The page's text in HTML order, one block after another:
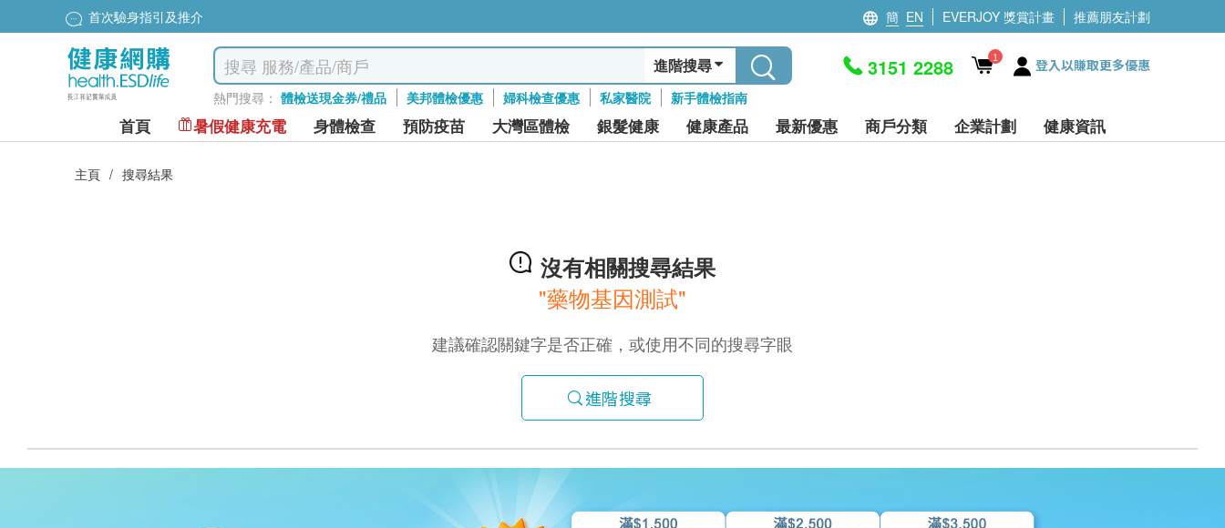
首次驗身指引及推介 簡 EN EVERJOY 獎賞計畫 推薦朋友計劃
進階搜尋
熱門搜尋： 體檢送現金券/禮品 美邦體檢優惠 婦科檢查優惠 私家醫院 新手體檢指南
3151 2288 1 登入以賺取更多優惠
首頁 暑假健康充電 身體檢查 預防疫苗 大灣區體檢 銀髮健康 健康產品 最新優惠 商戶分類 企業計劃 健康資訊
主頁 / 搜尋結果
沒有相關搜尋結果
"藥物基因測試"
建議確認關鍵字是否正確，或使用不同的搜尋字眼
進階搜尋